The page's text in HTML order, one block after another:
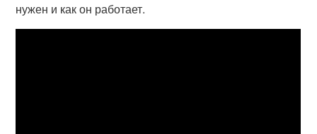
нужен и как он работает.